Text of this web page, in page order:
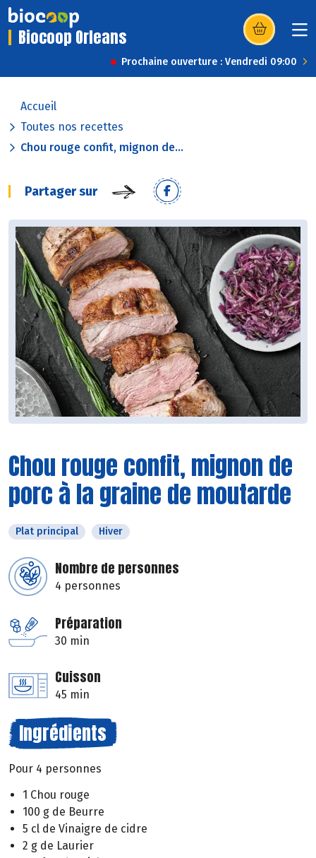
Biocoop Orleans (s’ouvre dans
Prochaine ouverture : Vendredi 09:00
Accueil
Toutes nos recettes
Chou rouge confit, mignon de...
Partager sur
Chou rouge confit, mignon de
porc à la graine de moutarde
Plat principal Hiver
Nombre de personnes
4 personnes
Préparation
30 min
Cuisson
45 min
Ingrédients
Pour 4 personnes
1 Chou rouge
100 g de Beurre
5 cl de Vinaigre de cidre
2 g de Laurier